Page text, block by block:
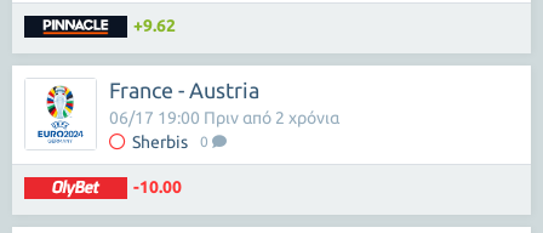
+9.62
France - Austria
Sherbis 0
06/17 19:00 Πριν από 2 χρόνια
-10.00